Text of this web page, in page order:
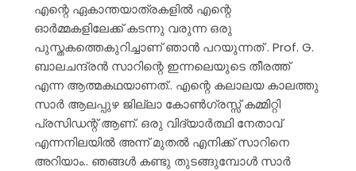
എന്റെ ഏകാന്തയാത്രകളിൽ എന്റെ
ഓർമ്മകളിലേക്ക് കടന്നു വരുന്ന ഒരു
പുസ്തകത്തെകുറിച്ചാണ് ഞാൻ പറയുന്നത് . Prof. G.
ബാലചന്ദ്രൻ സാറിന്റെ ഇന്നലെയുടെ തീരത്ത്
എന്ന ആത്മകഥയാണത്.. എന്റെ കലാലയ കാലത്തു
സാർ ആലപ്പുഴ ജില്ലാ കോൺഗ്രസ്സ് കമ്മിറ്റി
പ്രസിഡന്റ്‌ ആണ്. ഒരു വിദ്യാർത്ഥി നേതാവ്
എന്നനിലയിൽ അന്ന് മുതൽ എനിക്ക് സാറിനെ
അറിയാം.. ഞങ്ങൾ കണ്ടു തുടങ്ങുമ്പോൾ സാർ